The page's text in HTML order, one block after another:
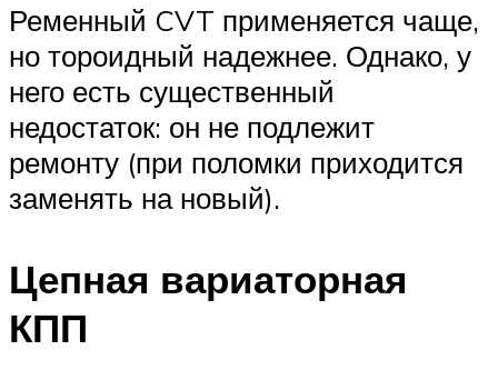
Ременный CVT применяется чаще,
но тороидный надежнее. Однако, у
него есть существенный
недостаток: он не подлежит
ремонту (при поломки приходится
заменять на новый).
Цепная вариаторная
КПП